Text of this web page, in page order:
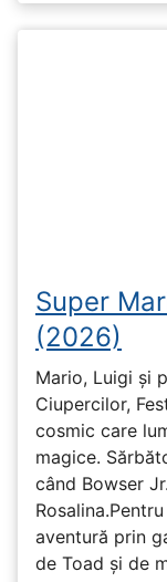
Super
(2026)
Mario, Luigi și
Ciupercilor,
cosmic care
magice.
când Bowser
aventură prin
de Toad și de